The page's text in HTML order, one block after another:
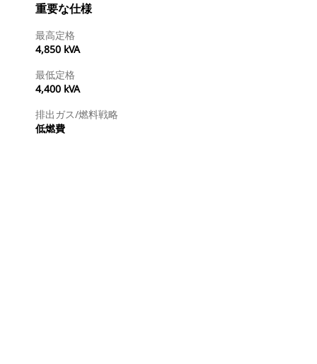
重要な仕様
最高定格
4,850 kVA
最低定格
4,400 kVA
排出ガス/燃料戦略
低燃費